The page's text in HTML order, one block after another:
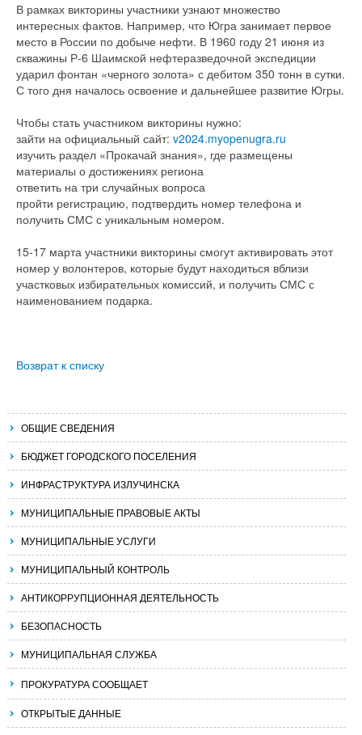
В рамках викторины участники узнают множество
интересных фактов. Например, что Югра занимает первое
место в России по добыче нефти. В 1960 году 21 июня из
скважины Р-6 Шаимской нефтеразведочной экспедиции
ударил фонтан «черного золота» с дебитом 350 тонн в сутки.
С того дня началось освоение и дальнейшее развитие Югры.
Чтобы стать участником викторины нужно:
зайти на официальный сайт: v2024.myopenugra.ru
изучить раздел «Прокачай знания», где размещены
материалы о достижениях региона
ответить на три случайных вопроса
пройти регистрацию, подтвердить номер телефона и
получить СМС с уникальным номером.
15-17 марта участники викторины смогут активировать этот
номер у волонтеров, которые будут находиться вблизи
участковых избирательных комиссий, и получить СМС с
наименованием подарка.
Возврат к списку
ОБЩИЕ СВЕДЕНИЯ
БЮДЖЕТ ГОРОДСКОГО ПОСЕЛЕНИЯ
ИНФРАСТРУКТУРА ИЗЛУЧИНСКА
МУНИЦИПАЛЬНЫЕ ПРАВОВЫЕ АКТЫ
МУНИЦИПАЛЬНЫЕ УСЛУГИ
МУНИЦИПАЛЬНЫЙ КОНТРОЛЬ
АНТИКОРРУПЦИОННАЯ ДЕЯТЕЛЬНОСТЬ
БЕЗОПАСНОСТЬ
МУНИЦИПАЛЬНАЯ СЛУЖБА
ПРОКУРАТУРА СООБЩАЕТ
ОТКРЫТЫЕ ДАННЫЕ